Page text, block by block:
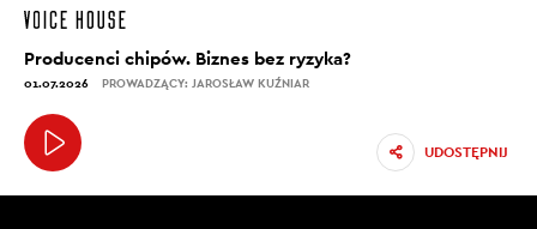
Producenci chipów. Biznes bez ryzyka?
01.07.2026 PROWADZĄCY: JAROSŁAW KUŹNIAR
UDOSTĘPNIJ